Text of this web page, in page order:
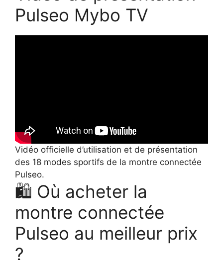
Pulseo Mybo TV
Vidéo officielle d’utilisation et de présentation
des 18 modes sportifs de la montre connectée
Pulseo.
🛍️ Où acheter la
montre connectée
Pulseo au meilleur prix
?